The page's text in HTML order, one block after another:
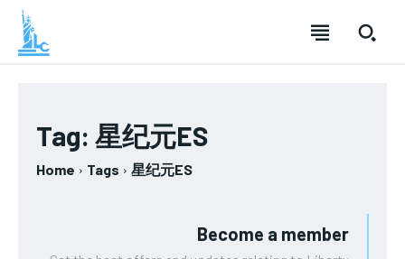
Welcome to Liberty Case
We have a curated list of the most noteworthy news
stay ahead of the curve.
Welcome to Liberty Case
We have a curated list of the most noteworthy news from all
Your Profile
Welcome to Liberty Case
We have a curated list of the most noteworthy news from all
Your Profile
Tag: 星纪元ES
Home Tags 星纪元ES
Become a member